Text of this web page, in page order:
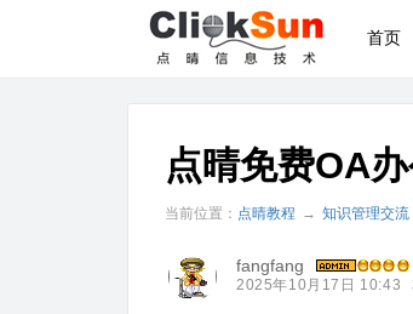
首页
点晴免费OA
当前位置： 点晴教程 → 知识管理交流
fangfang
2025年10月17日 10:43